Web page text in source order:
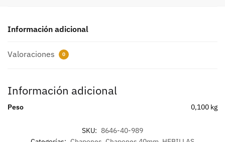
Información adicional
Valoraciones 0
Información adicional
Peso 0,100 kg
SKU: 8646-40-989